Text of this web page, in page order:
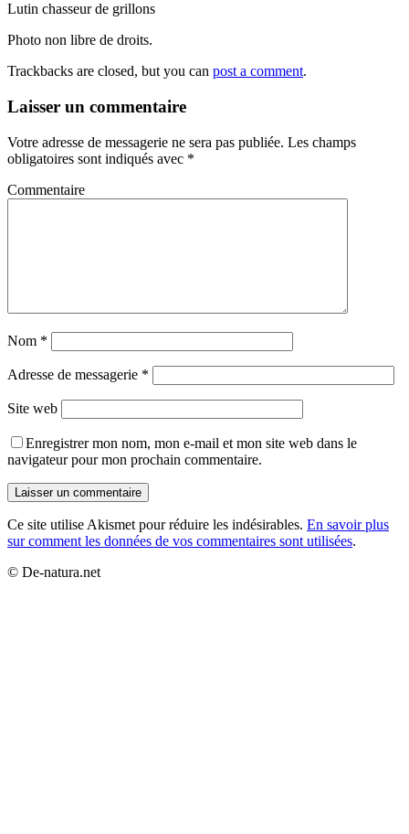
Lutin chasseur de grillons
Photo non libre de droits.
Trackbacks are closed, but you can post a comment.
Laisser un commentaire
Votre adresse de messagerie ne sera pas publiée. Les champs
obligatoires sont indiqués avec *
Commentaire
Nom *
Adresse de messagerie *
Site web
Enregistrer mon nom, mon e-mail et mon site web dans le
navigateur pour mon prochain commentaire.
Ce site utilise Akismet pour réduire les indésirables. En savoir plus
sur comment les données de vos commentaires sont utilisées.
© De-natura.net